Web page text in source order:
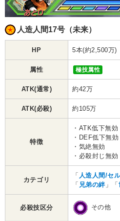
人造人間17号（未来）
HP 5本(約2,500万)
属性 極技属性
ATK(通常) 約42万
ATK(必殺) 約105万
特徴
・ATK低下無効
・DEF低下無効
・気絶無効
・必殺封じ無効
カテゴリ
「 人造人間/セ
「 兄弟の絆 」「
必殺技区分 その他